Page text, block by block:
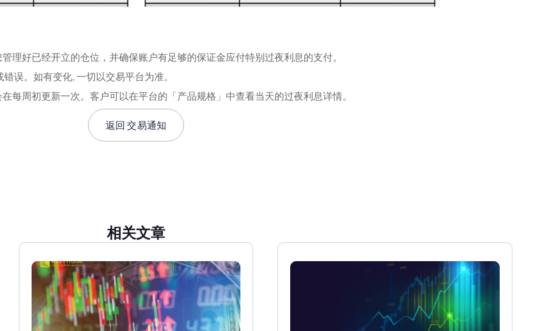
好已经开立的仓位，并确保账户有足够的保证金应付特别过夜利息的支付。
误。如有变化, 一切以交易平台为准。
每周初更新一次。客户可以在平台的「产品规格」中查看当天的过夜利息详情。
返回交易通知
相关文章